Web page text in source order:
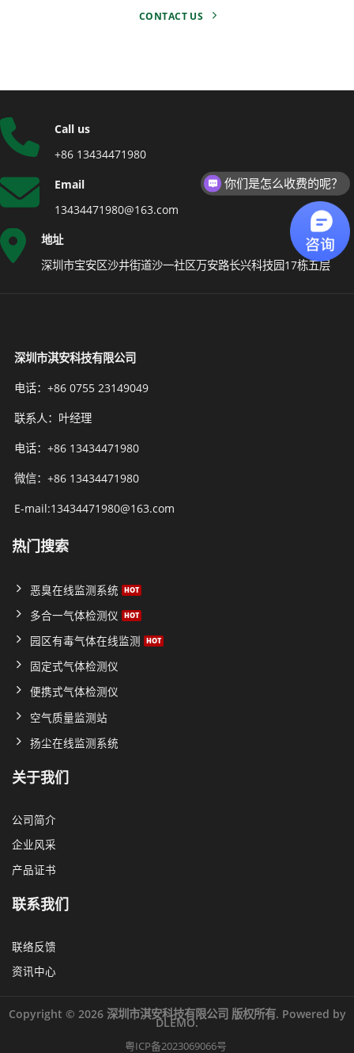
CONTACT US
Call us
+86 13434471980
Email
13434471980@163.com
地址
深圳市宝安区沙井街道沙一社区万安路长兴科技园17栋五层
深圳市淇安科技有限公司
电话：+86 0755 23149049
联系人：叶经理
电话：+86 13434471980
微信：+86 13434471980
E-mail:13434471980@163.com
热门搜索
恶臭在线监测系统
多合一气体检测仪
园区有毒气体在线监测
固定式气体检测仪
便携式气体检测仪
空气质量监测站
扬尘在线监测系统
关于我们
公司简介
企业风采
产品证书
联系我们
联络反馈
资讯中心
Copyright © 2026 深圳市淇安科技有限公司 版权所有. Powered by
DLEMO.
粤ICP备2023069066号
你们是怎么收费的呢？